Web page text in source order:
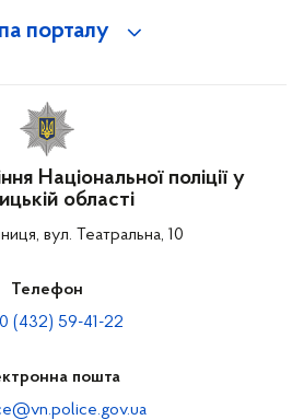
порталу
Національної поліції у
області
вул. Театральна, 10
Телефон
(432) 59-41-22
пошта